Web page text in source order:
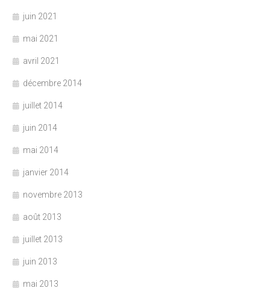
juin 2021
mai 2021
avril 2021
décembre 2014
juillet 2014
juin 2014
mai 2014
janvier 2014
novembre 2013
août 2013
juillet 2013
juin 2013
mai 2013